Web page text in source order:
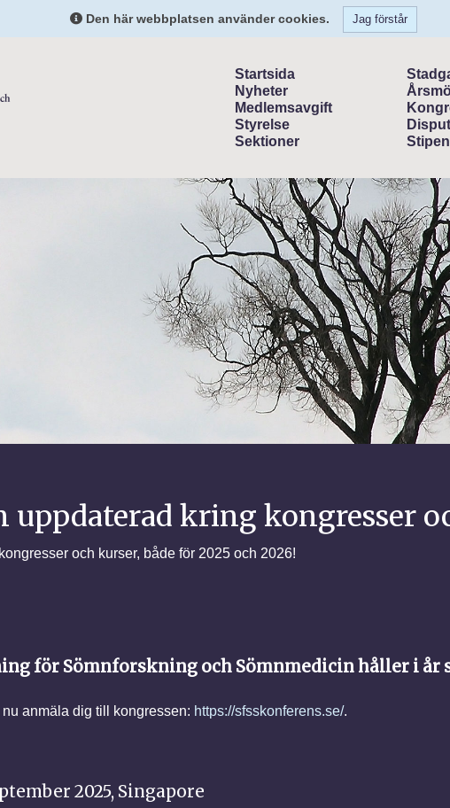
Den här webbplatsen använder cookies. Jag förstår
Startsida
Nyheter
Medlemsavgift
Styrelse
Sektioner
uppdaterad kring kongresser
och kurser, både för 2025 och 2026!
för Sömnforskning och Sömnmedicin håller i år
anmäla dig till kongressen: https://sfsskonferens.se/.
2025, Singapore